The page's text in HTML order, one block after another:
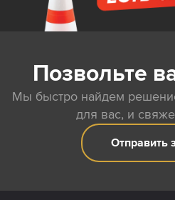
Позвольте
Мы быстро найдем
для вас, и
Отправить